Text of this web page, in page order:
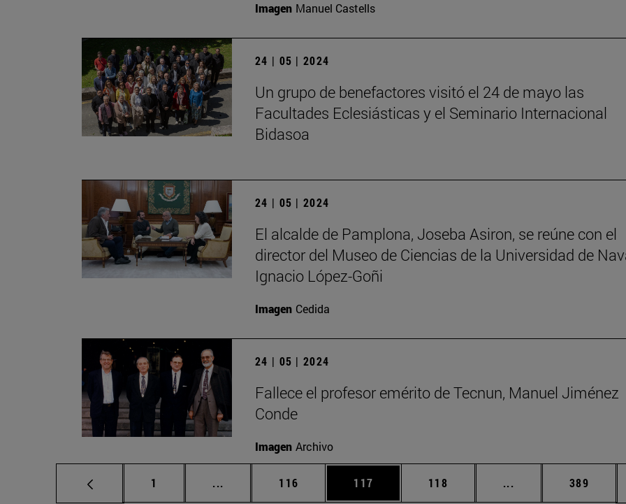
Imagen Manuel Castells
24 | 05 | 2024
Un grupo de benefactores visitó el 24 de mayo las
Facultades Eclesiásticas y el Seminario Internacional
Bidasoa
24 | 05 | 2024
El alcalde de Pamplona, Joseba Asiron, se reúne con el
director del Museo de Ciencias de la Universidad de
Ignacio López-Goñi
Imagen Cedida
24 | 05 | 2024
Fallece el profesor emérito de Tecnun, Manuel Jiménez
Conde
Imagen Archivo
Página
1 ... Páginas intermedias Use TAB para desplazarse.
Página
116 Página
117 Página
118 ... Páginas intermedias
Página
389